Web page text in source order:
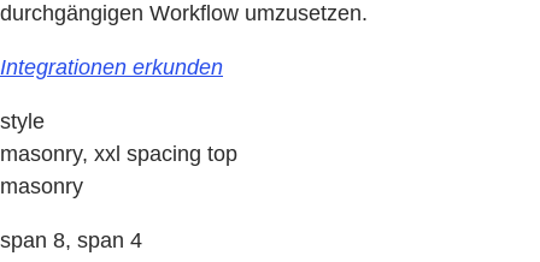
durchgängigen Workflow umzusetzen.
Integrationen erkunden
style
masonry, xxl spacing top
masonry
span 8, span 4